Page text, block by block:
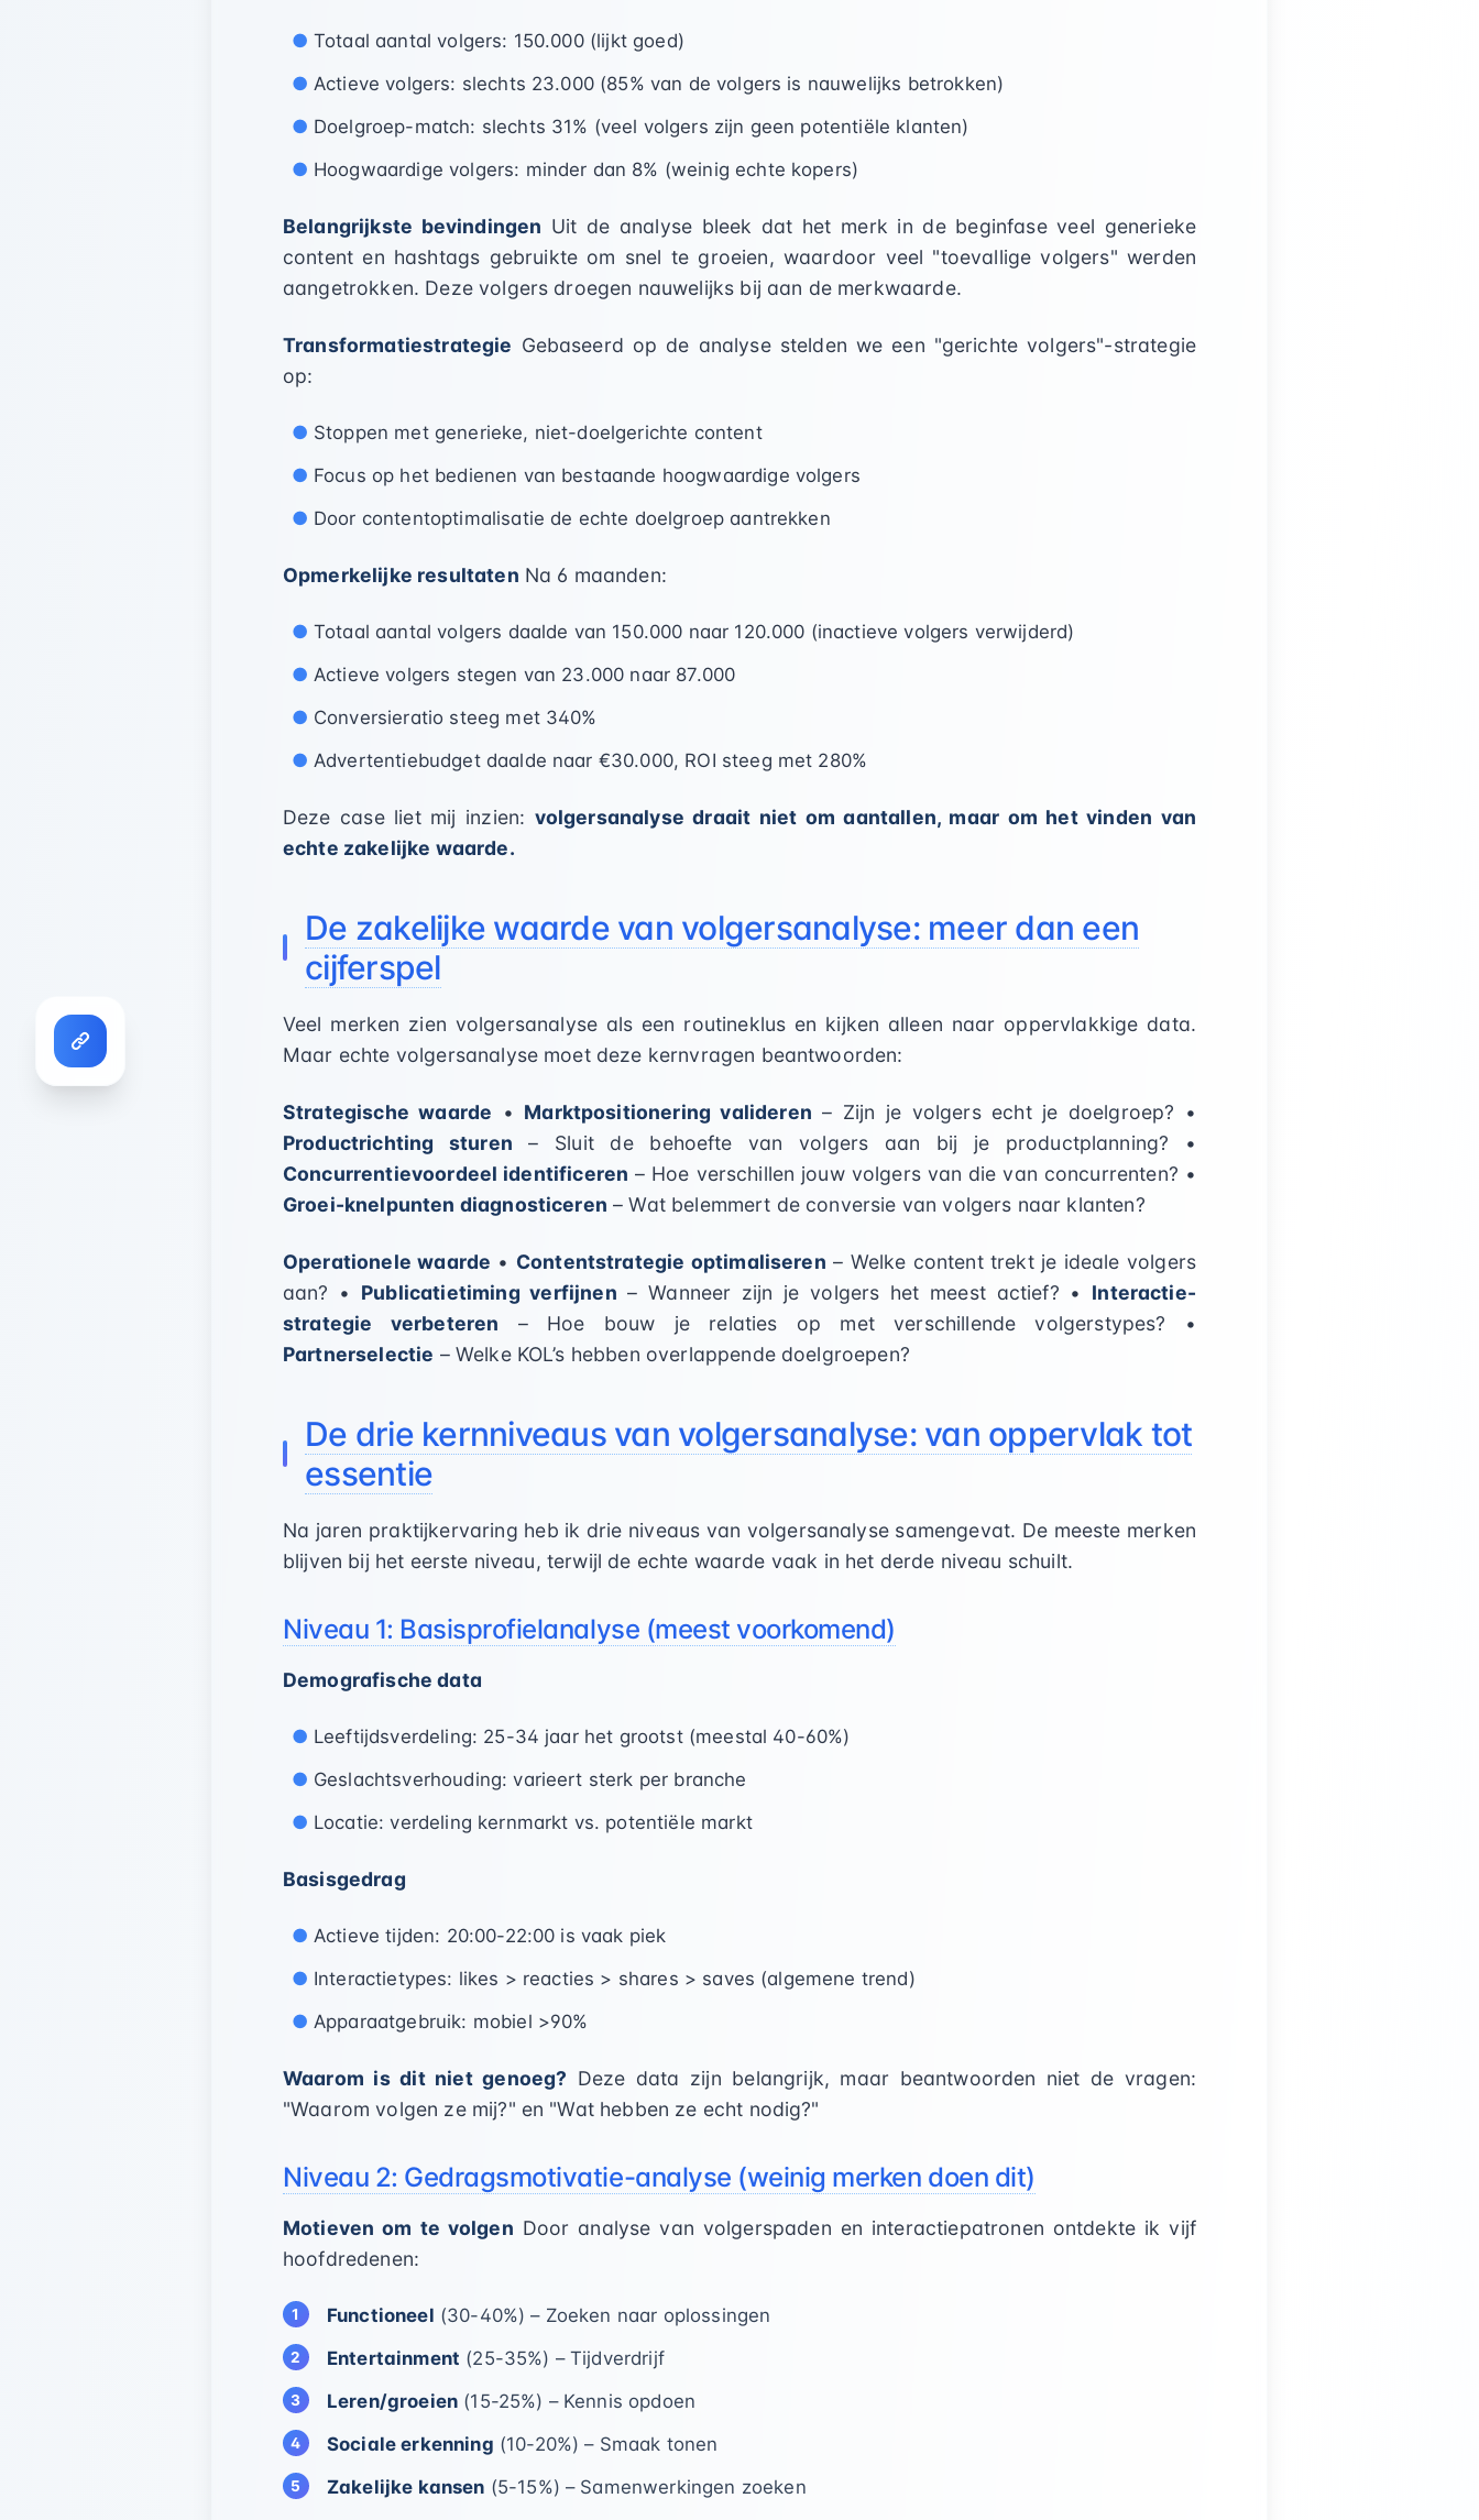
Totaal aantal volgers: 150.000 (lijkt goed)
Actieve volgers: slechts 23.000 (85% van de volgers is nauwelijks betrokken)
Doelgroep-match: slechts 31% (veel volgers zijn geen potentiële klanten)
Hoogwaardige volgers: minder dan 8% (weinig echte kopers)
Belangrijkste bevindingen Uit de analyse bleek dat het merk in de beginfase veel generieke
content en hashtags gebruikte om snel te groeien, waardoor veel "toevallige volgers" werden
aangetrokken. Deze volgers droegen nauwelijks bij aan de merkwaarde.
Transformatiestrategie Gebaseerd op de analyse stelden we een "gerichte volgers"-strategie
op:
Stoppen met generieke, niet-doelgerichte content
Focus op het bedienen van bestaande hoogwaardige volgers
Door contentoptimalisatie de echte doelgroep aantrekken
Opmerkelijke resultaten Na 6 maanden:
Totaal aantal volgers daalde van 150.000 naar 120.000 (inactieve volgers verwijderd)
Actieve volgers stegen van 23.000 naar 87.000
Conversieratio steeg met 340%
Advertentiebudget daalde naar €30.000, ROI steeg met 280%
Deze case liet mij inzien: volgersanalyse draait niet om aantallen, maar om het vinden van
echte zakelijke waarde.
De zakelijke waarde van volgersanalyse: meer dan een
cijferspel
Veel merken zien volgersanalyse als een routineklus en kijken alleen naar oppervlakkige data.
Maar echte volgersanalyse moet deze kernvragen beantwoorden:
Strategische waarde • Marktpositionering valideren – Zijn je volgers echt je doelgroep? •
Productrichting sturen – Sluit de behoefte van volgers aan bij je productplanning? •
Concurrentievoordeel identificeren – Hoe verschillen jouw volgers van die van concurrenten? •
Groei-knelpunten diagnosticeren – Wat belemmert de conversie van volgers naar klanten?
Operationele waarde • Contentstrategie optimaliseren – Welke content trekt je ideale volgers
aan? • Publicatietiming verfijnen – Wanneer zijn je volgers het meest actief? • Interactie-
strategie verbeteren – Hoe bouw je relaties op met verschillende volgerstypes? •
Partnerselectie – Welke KOL’s hebben overlappende doelgroepen?
De drie kernniveaus van volgersanalyse: van oppervlak tot
essentie
Na jaren praktijkervaring heb ik drie niveaus van volgersanalyse samengevat. De meeste merken
blijven bij het eerste niveau, terwijl de echte waarde vaak in het derde niveau schuilt.
Niveau 1: Basisprofielanalyse (meest voorkomend)
Demografische data
Leeftijdsverdeling: 25-34 jaar het grootst (meestal 40-60%)
Geslachtsverhouding: varieert sterk per branche
Locatie: verdeling kernmarkt vs. potentiële markt
Basisgedrag
Actieve tijden: 20:00-22:00 is vaak piek
Interactietypes: likes > reacties > shares > saves (algemene trend)
Apparaatgebruik: mobiel >90%
Waarom is dit niet genoeg? Deze data zijn belangrijk, maar beantwoorden niet de vragen:
"Waarom volgen ze mij?" en "Wat hebben ze echt nodig?"
Niveau 2: Gedragsmotivatie-analyse (weinig merken doen dit)
Motieven om te volgen Door analyse van volgerspaden en interactiepatronen ontdekte ik vijf
hoofdredenen:
Functioneel (30-40%) – Zoeken naar oplossingen
Entertainment (25-35%) – Tijdverdrijf
Leren/groeien (15-25%) – Kennis opdoen
Sociale erkenning (10-20%) – Smaak tonen
Zakelijke kansen (5-15%) – Samenwerkingen zoeken